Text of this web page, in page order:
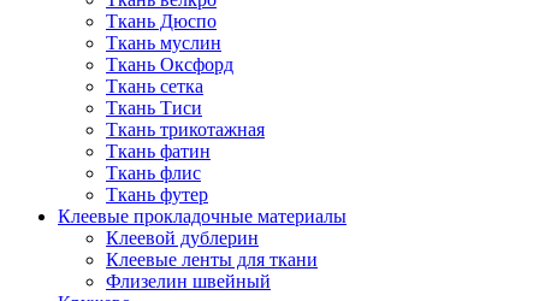
Ткань Дюспо
Ткань муслин
Ткань Оксфорд
Ткань сетка
Ткань Тиси
Ткань трикотажная
Ткань фатин
Ткань флис
Ткань футер
Клеевые прокладочные материалы
Клеевой дублерин
Клеевые ленты для ткани
Флизелин швейный